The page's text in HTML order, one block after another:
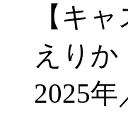
【キ
えりか
2025